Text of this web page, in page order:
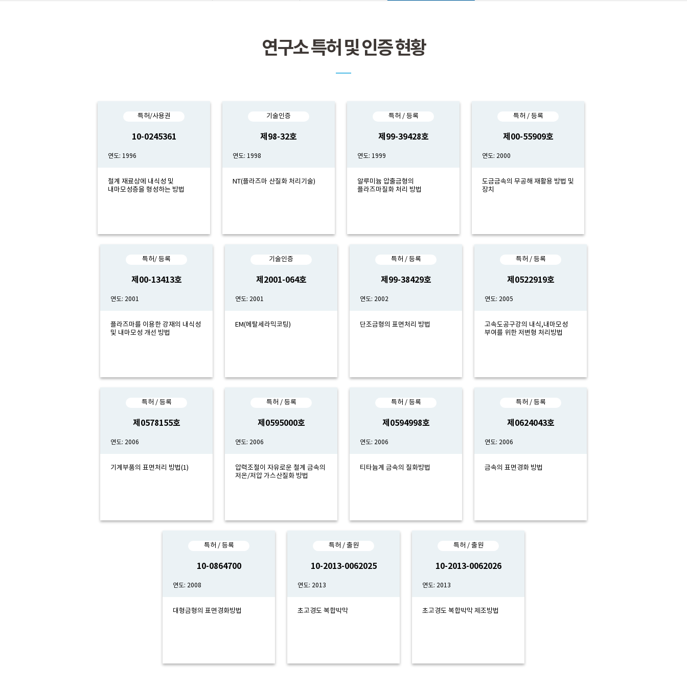
연구소 특허 및 인증 현황
특허/사용권
10-0245361
연도: 1996
철계 재료상에 내식성 및
내마모성층을 형성하는 방법
기술인증
제98-32호
연도: 1998
NT(플라즈마 산질화 처리기술)
특허 / 등록
제99-39428호
연도: 1999
알루미늄 압출금형의
플라즈마질화 처리 방법
특허 / 등록
제00-55909호
연도: 2000
도금금속의 무공해 재활용 방법 및
장치
특허/ 등록
제00-13413호
연도: 2001
플라즈마를 이용한 강재의 내식성
및 내마모성 개선 방법
기술인증
제2001-064호
연도: 2001
EM(메탈세라믹코팅)
특허 / 등록
제99-38429호
연도: 2002
단조금형의 표면처리 방법
특허 / 등록
제0522919호
연도: 2005
고속도공구강의 내식,내마모성
부여를 위한 저변형 처리방법
특허 / 등록
제0578155호
연도: 2006
기계부품의 표면처리 방법(1)
특허 / 등록
제0595000호
연도: 2006
압력조절이 자유로운 철계 금속의
저온/저압 가스산질화 방법
특허 / 등록
제0594998호
연도: 2006
티타늄계 금속의 질화방법
특허 / 등록
제0624043호
연도: 2006
금속의 표면경화 방법
특허 / 등록
10-0864700
연도: 2008
대형금형의 표면경화방법
특허 / 출원
10-2013-0062025
연도: 2013
초고경도 복합박막
특허 / 출원
10-2013-0062026
연도: 2013
초고경도 복합박막 제조방법